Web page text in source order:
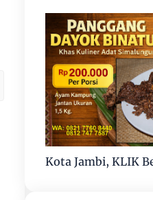
Kota Jambi, KLIK